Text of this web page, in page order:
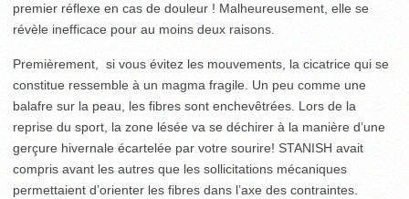
premier réflexe en cas de douleur ! Malheureusement, elle se
révèle inefficace pour au moins deux raisons.
Premièrement, si vous évitez les mouvements, la cicatrice qui se
constitue ressemble à un magma fragile. Un peu comme une
balafre sur la peau, les fibres sont enchevêtrées. Lors de la
reprise du sport, la zone lésée va se déchirer à la manière d’une
gerçure hivernale écartelée par votre sourire! STANISH avait
compris avant les autres que les sollicitations mécaniques
permettaient d’orienter les fibres dans l’axe des contraintes.